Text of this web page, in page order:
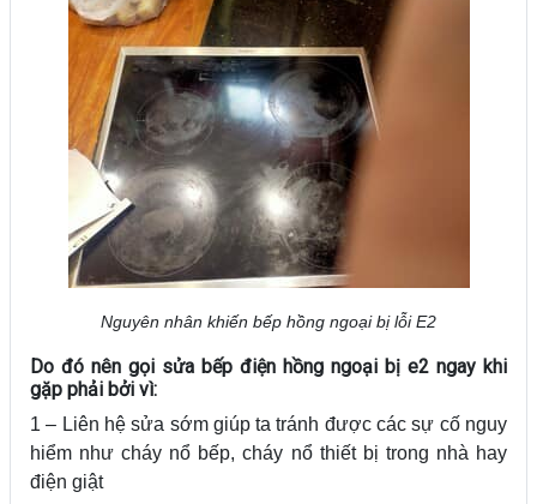
Nguyên nhân khiến bếp hồng ngoại bị lỗi E2
Do đó nên gọi sửa bếp điện hồng ngoại bị e2 ngay khi
gặp phải bởi vì:
1 – Liên hệ sửa sớm giúp ta tránh được các sự cố nguy
hiểm như cháy nổ bếp, cháy nổ thiết bị trong nhà hay
điện giật